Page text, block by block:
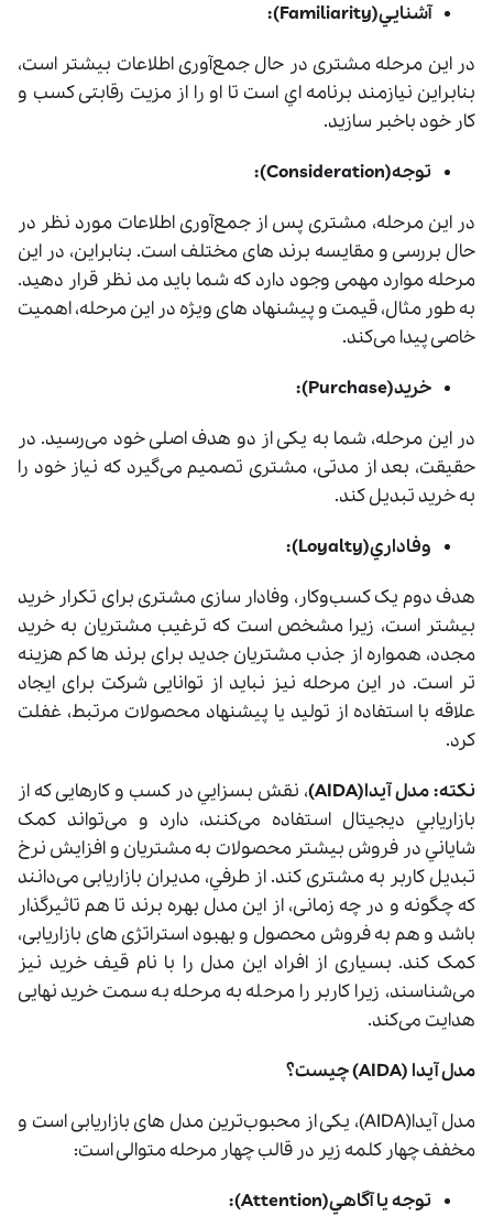
آشنايي(Familiarity):
در این مرحله مشتری در حال جمع‌آوری اطلاعات بیشتر است،
بنابراين نيازمند برنامه اي است تا او را از مزیت رقابتی کسب ‌و
کار خود باخبر سازید.
توجه(Consideration):
در این مرحله، مشتری پس از جمع‌آوری اطلاعات مورد نظر در
حال بررسی و مقایسه برند‌ های مختلف است. بنابراین، در این
مرحله موارد مهمی وجود دارد که شما باید مد نظر قرار دهيد.
به طور مثال، قیمت و پیشنهاد های ویژه در این مرحله، اهمیت
خاصی پیدا می‌کند.
خريد(Purchase):
در این مرحله، شما به یکی از دو هدف اصلی خود می‌رسید. در
حقیقت، بعد از مدتی، مشتری تصمیم می‌گیرد که نیاز خود را
به خرید تبدیل کند.
وفاداري(Loyalty):
هدف دوم یک کسب‌وکار، وفادار سازی مشتری برای تکرار خرید
بیشتر است، زیرا مشخص است که ترغیب مشتریان به خرید
مجدد، همواره از جذب مشتریان جدید برای برند ها کم هزینه
‌تر است. در این مرحله نيز نباید از توانایی شرکت برای ایجاد
علاقه با استفاده از تولید یا پیشنهاد محصولات مرتبط، غفلت
کرد.
نکته:مدل آيدا(AIDA)
، نقش بسزايي در کسب و کارهایی که از
بازاريابي ديجيتال استفاده می‌کنند، دارد و می‌تواند کمک
شاياني در فروش بیشتر محصولات به مشتریان و افزایش نرخ
تبدیل کاربر به مشتری کند. از طرفي، مدیران بازاریابی می‌دانند
که چگونه و در چه زمانی، از این مدل بهره برند تا هم تاثیرگذار
باشد و هم به فروش محصول و بهبود استراتژی ‌های بازاریابی،
کمک کند. بسیاری از افراد این مدل را با نام قيف خريد نیز
می‌شناسند، زیرا کاربر را مرحله به مرحله به سمت خرید نهایی
هدایت می‌کند.
مدل آیدا (AIDA) چیست؟
مدل آيدا(AIDA)، یکی از محبوب‌ترین مدل ‌های بازاریابی است و
مخفف چهار کلمه زیر در قالب چهار مرحله متوالی است:
توجه یا آگاهي(Attention):